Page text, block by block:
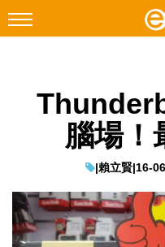
Facebook Instagram
遊戲動漫
教學評測
腦場！
|賴立賢|16-